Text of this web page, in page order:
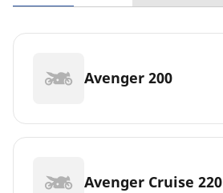
Avenger 200
Avenger Cruise 220